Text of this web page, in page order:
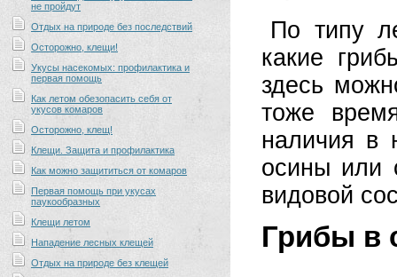
не пройдут
Отдых на природе без последствий
Осторожно, клещи!
Укусы насекомых: профилактика и
первая помощь
Как летом обезопасить себя от
укусов комаров
Осторожно, клещ!
Клещи. Защита и профилактика
Как можно защититься от комаров
Первая помощь при укусах
паукообразных
Клещи летом
Нападение лесных клещей
Отдых на природе без клещей
По типу
какие
здесь
тоже
наличия в
осины или
видовой
Грибы в